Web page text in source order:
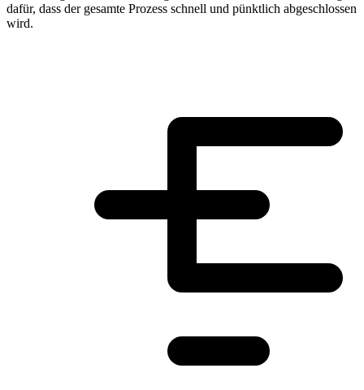
dafür, dass der gesamte Prozess schnell und pünktlich abgeschlossen
wird.